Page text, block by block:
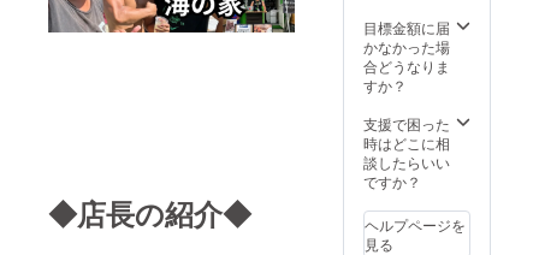
◆店長の紹介◆
券→有
効期
限 令
和6年9
で
目標金額に届
かなかった場
合どうなりま
すか？
支援で困った
時はどこに相
談したらいい
ですか？
ヘルプページを
見る